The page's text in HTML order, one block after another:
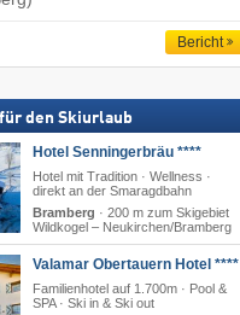
Bericht
den Skiurlaub
Hotel Senningerbräu ****
Hotel mit Tradition · Wellness ·
direkt an der Smaragdbahn
Bramberg · 200 m zum Skigebiet
Wildkogel – Neukirchen/​Bramberg
Valamar Obertauern Hotel ****
Familienhotel auf 1.700m · Pool &
SPA · Ski in & Ski out